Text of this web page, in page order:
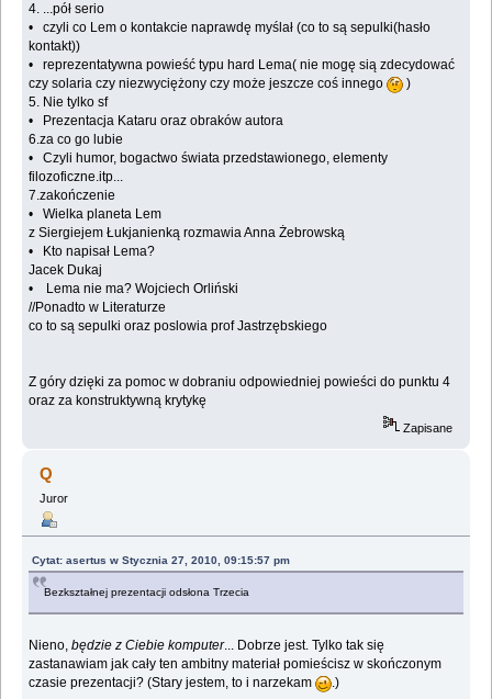
4. ...pół serio
• czyli co Lem o kontakcie naprawdę myślał (co to są sepulki(hasło
kontakt))
• reprezentatywna powieść typu hard Lema( nie mogę sią zdecydować
czy solaria czy niezwyciężony czy może jeszcze coś innego
)
5. Nie tylko sf
• Prezentacja Kataru oraz obraków autora
6.za co go lubie
• Czyli humor, bogactwo świata przedstawionego, elementy
filozoficzne.itp...
7.zakończenie
• Wielka planeta Lem
z Siergiejem Łukjanienką rozmawia Anna Żebrowską
• Kto napisał Lema?
Jacek Dukaj
• Lema nie ma? Wojciech Orliński
//Ponadto w Literaturze
co to są sepulki oraz poslowia prof Jastrzębskiego
Z góry dzięki za pomoc w dobraniu odpowiedniej powieści do punktu 4
oraz za konstruktywną krytykę
Zapisane
Q
Juror
Cytat: asertus w Stycznia 27, 2010, 09:15:57 pm
Bezkształnej prezentacji odsłona Trzecia
Nieno,będzie z Ciebie komputer... Dobrze jest. Tylko tak się
zastanawiam jak cały ten ambitny materiał pomieścisz w skończonym
czasie prezentacji? (Stary jestem, to i narzekam
.)